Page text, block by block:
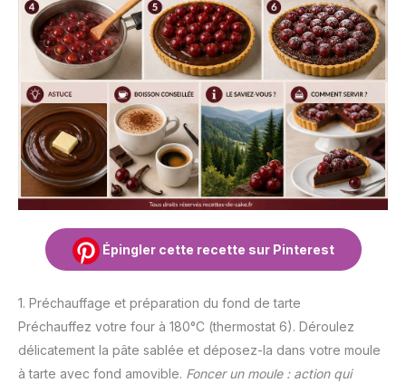
Épingler cette recette sur Pinterest
1. Préchauffage et préparation du fond de tarte
Préchauffez votre four à 180°C (thermostat 6). Déroulez
délicatement la pâte sablée et déposez-la dans votre moule
à tarte avec fond amovible. Foncer un moule : action qui